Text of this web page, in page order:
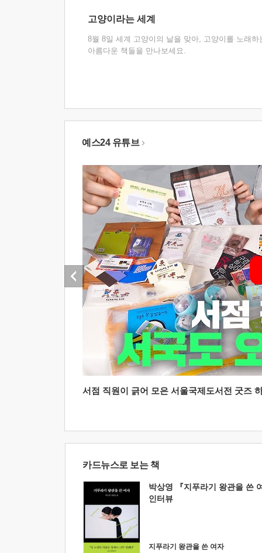
고양이라는 세계
8월 8일 세계 고양이의 날을 맞아, 고양이를 노래하
아름다운 책들을 만나보세요.
예스24 유튜브
서점 직원이 긁어 모은 서울국제도서전 굿즈
카드뉴스로 보는 책
박상영 『지푸라기 왕관을 쓴
인터뷰
지푸라기 왕관을 쓴 여자